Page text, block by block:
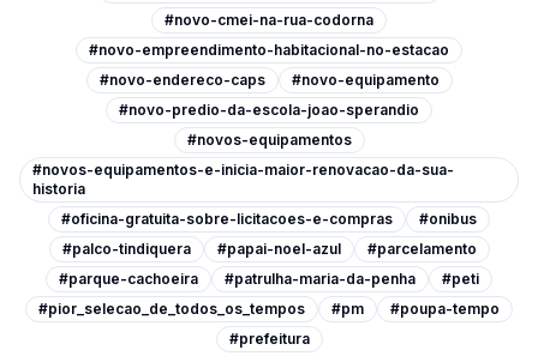
#novo-cmei-na-rua-codorna
#novo-empreendimento-habitacional-no-estacao
#novo-endereco-caps
#novo-equipamento
#novo-predio-da-escola-joao-sperandio
#novos-equipamentos
#novos-equipamentos-e-inicia-maior-renovacao-da-sua-
historia
#oficina-gratuita-sobre-licitacoes-e-compras
#onibus
#palco-tindiquera
#papai-noel-azul
#parcelamento
#parque-cachoeira
#patrulha-maria-da-penha
#peti
#pior_selecao_de_todos_os_tempos
#pm
#poupa-tempo
#prefeitura